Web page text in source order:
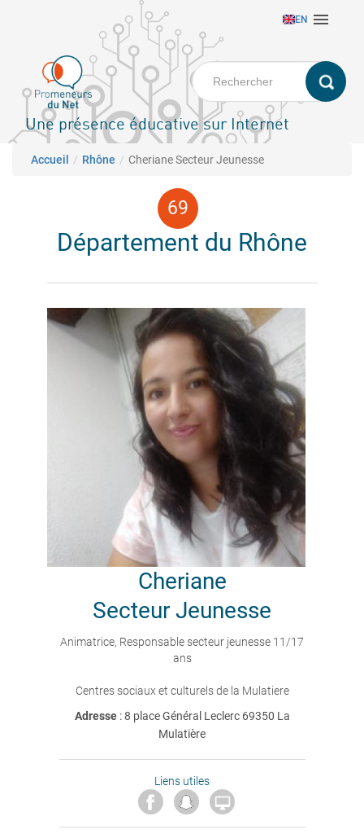
principal
EN 
Une présence éducative sur Internet
Fil d'Ariane
Accueil Rhône Cheriane Secteur Jeunesse
Département du Rhône
Cheriane
Secteur Jeunesse
Animatrice, Responsable secteur jeunesse 11/17
ans
Centres sociaux et culturels de la Mulatiere
Adresse : 8 place Général Leclerc 69350 La
Mulatière
Liens utiles
